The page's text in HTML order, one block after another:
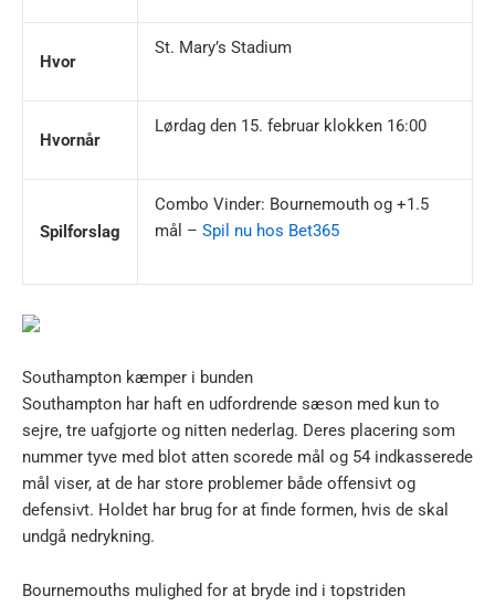
Hvor
St. Mary’s Stadium
Hvornår
Lørdag den 15. februar klokken 16:00
Spilforslag
Combo Vinder: Bournemouth og +1.5
mål – Spil nu hos Bet365
Southampton kæmper i bunden
Southampton har haft en udfordrende sæson med kun to
sejre, tre uafgjorte og nitten nederlag. Deres placering som
nummer tyve med blot atten scorede mål og 54 indkasserede
mål viser, at de har store problemer både offensivt og
defensivt. Holdet har brug for at finde formen, hvis de skal
undgå nedrykning.
Bournemouths mulighed for at bryde ind i topstriden